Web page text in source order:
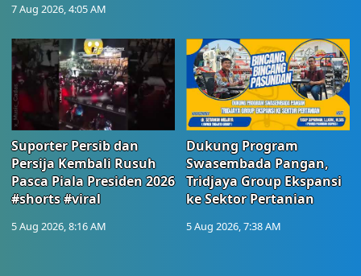
7 Aug 2026, 4:05 AM
Suporter Persib dan
Persija Kembali Rusuh
Pasca Piala Presiden 2026
#shorts #viral
5 Aug 2026, 8:16 AM
Dukung Program
Swasembada Pangan,
Tridjaya Group Ekspansi
ke Sektor Pertanian
5 Aug 2026, 7:38 AM